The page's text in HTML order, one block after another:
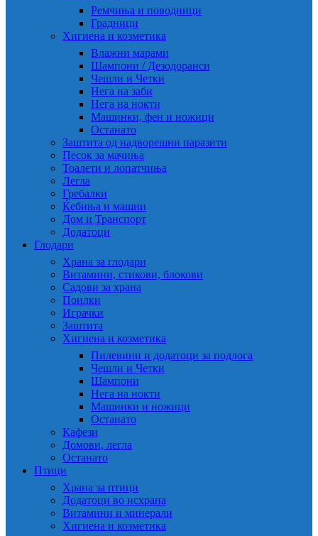
Ремчиња и поводници
Градници
Хигиена и козметика
Влажни марами
Шампони / Дезодоранси
Чешли и Четки
Нега на заби
Нега на нокти
Машинки, фен и ножици
Останато
Заштита од надворешни паразити
Песок за мачиња
Тоалети и лопатчиња
Легла
Гребалки
Ќебиња и машни
Дом и Транспорт
Додатоци
Глодари
Храна за глодари
Витамини, стикови, блокови
Садови за храна
Поилки
Играчки
Заштита
Хигиена и козметика
Пилевини и додатоци за подлога
Чешли и Четки
Шампони
Нега на нокти
Машинки и ножици
Останато
Кафези
Домови, легла
Останато
Птици
Храна за птици
Додатоци во исхрана
Витамини и минерали
Хигиена и козметика